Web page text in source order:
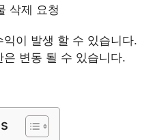
럽멜팅스틱
요! 인기 상품 추천 제품
2024
2024
삭제 요청
이 발생 할 수 있습니다.
변동 될 수 있습니다.